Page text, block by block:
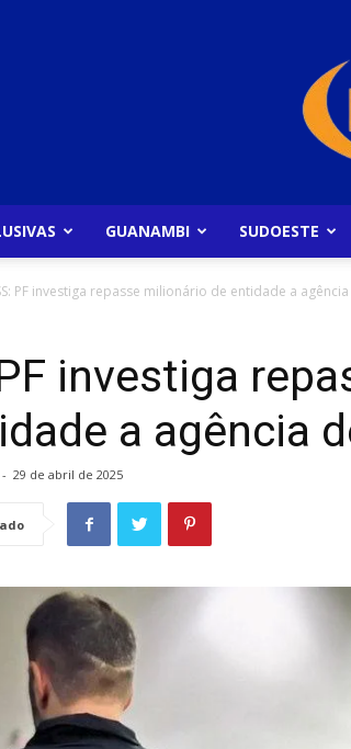
GUANAMBI SUDOESTE
PF investiga repasse milionário de entidade a
investiga
a agência
- 29 de abril de 2025